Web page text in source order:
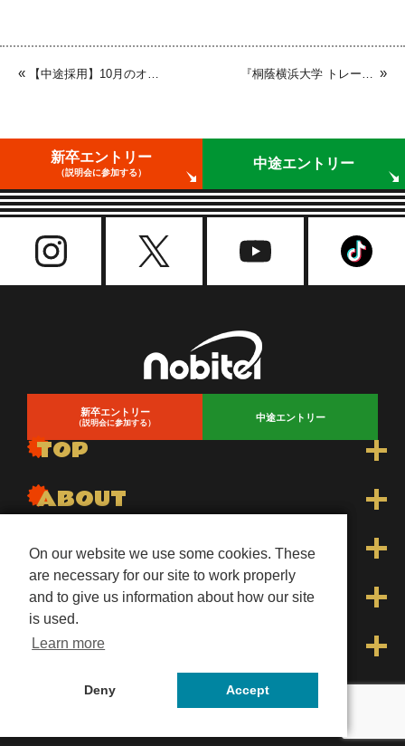
« 【中途採用】10月のオンライン会社説明会開催のお知らせ 『桐蔭横浜大学 トレーナー部』へ部活動サポートを行いました »
新卒エントリー
（説明会に参加する）
中途エントリー
新卒エントリー
（説明会に参加する）
中途エントリー
TOP
トップ
先輩インタビュー
ABOUT
会長メッセージ
WORK
Dr.stretchトレーナー
WECLEトレーナー
ホテルスタッフ
INFO
よくあるご質問
会社概要
プライバシーポリシー
LINKS
オンラインストア「nobitel store」
パーソナルストレッチ「Dr.stretch」
©nobitel inc.
On our website we use some cookies. These
are necessary for our site to work properly
and to give us information about how our site
is used.
Learn more
Deny Accept
On our website we use some cookies. These
are necessary for our site to work properly
and to give us information about how our site
is used.
Learn more
Deny Accept